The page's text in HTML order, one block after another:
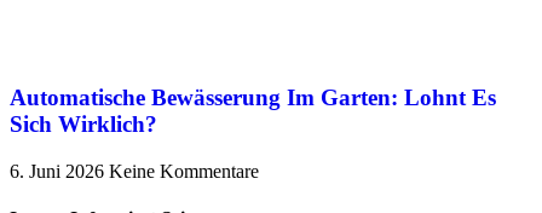
Automatische Bewässerung Im Garten: Lohnt Es
Sich Wirklich?
6. Juni 2026 Keine Kommentare